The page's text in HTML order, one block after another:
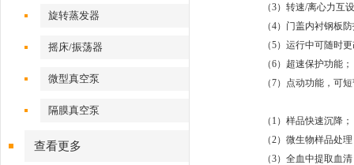
旋转蒸发器
摇床/振荡器
微型真空泵
隔膜真空泵
查看更多
（3）转速/离心力互设
（4）门盖内衬钢板防
（5）运行中可随时更
（6）超速保护功能；
（7）点动功能，可短
（1）样品快速沉降；
（2）微生物样品处理
（3）全血中提取血清